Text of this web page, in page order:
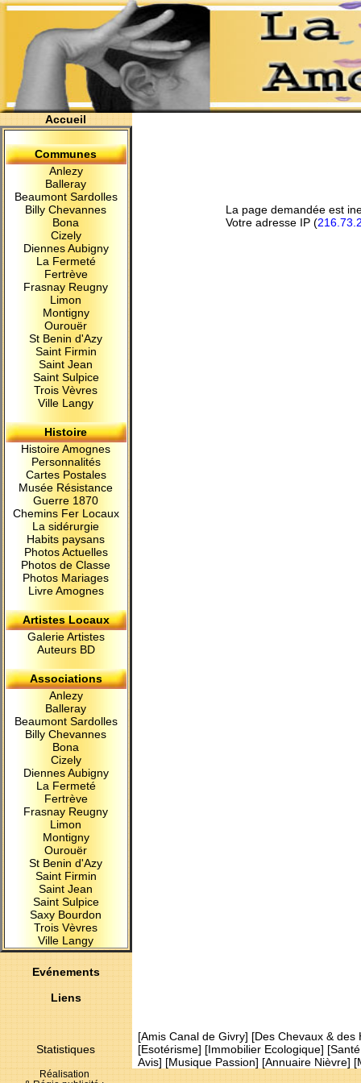
Accueil
Communes
Anlezy
Balleray
Beaumont Sardolles
Billy Chevannes
Bona
Cizely
Diennes Aubigny
La Fermeté
Fertrève
Frasnay Reugny
Limon
Montigny
Ourouër
St Benin d'Azy
Saint Firmin
Saint Jean
Saint Sulpice
Trois Vèvres
Ville Langy
Histoire
Histoire Amognes
Personnalités
Cartes Postales
Musée Résistance
Guerre 1870
Chemins Fer Locaux
La sidérurgie
Habits paysans
Photos Actuelles
Photos de Classe
Photos Mariages
Livre Amognes
Artistes Locaux
Galerie Artistes
Auteurs BD
Associations
Anlezy
Balleray
Beaumont Sardolles
Billy Chevannes
Bona
Cizely
Diennes Aubigny
La Fermeté
Fertrève
Frasnay Reugny
Limon
Montigny
Ourouër
St Benin d'Azy
Saint Firmin
Saint Jean
Saint Sulpice
Saxy Bourdon
Trois Vèvres
Ville Langy
Evénements
Liens
La page demandée est
Votre adresse IP (
Statistiques
[Amis Canal de Givry] [Des Chevaux & des
[Esotérisme] [Immobilier Ecologique] [
Avis] [Musique Passion] [Annuaire Nièvre] [
Réalisation